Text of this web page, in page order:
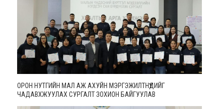
ОРОН НУТГИЙН МАЛ АЖ АХУЙН МЭРГЭЖИЛТНҮҮДИЙГ
ЧАДАВХЖУУЛАХ СУРГАЛТ ЗОХИОН БАЙГУУЛАВ